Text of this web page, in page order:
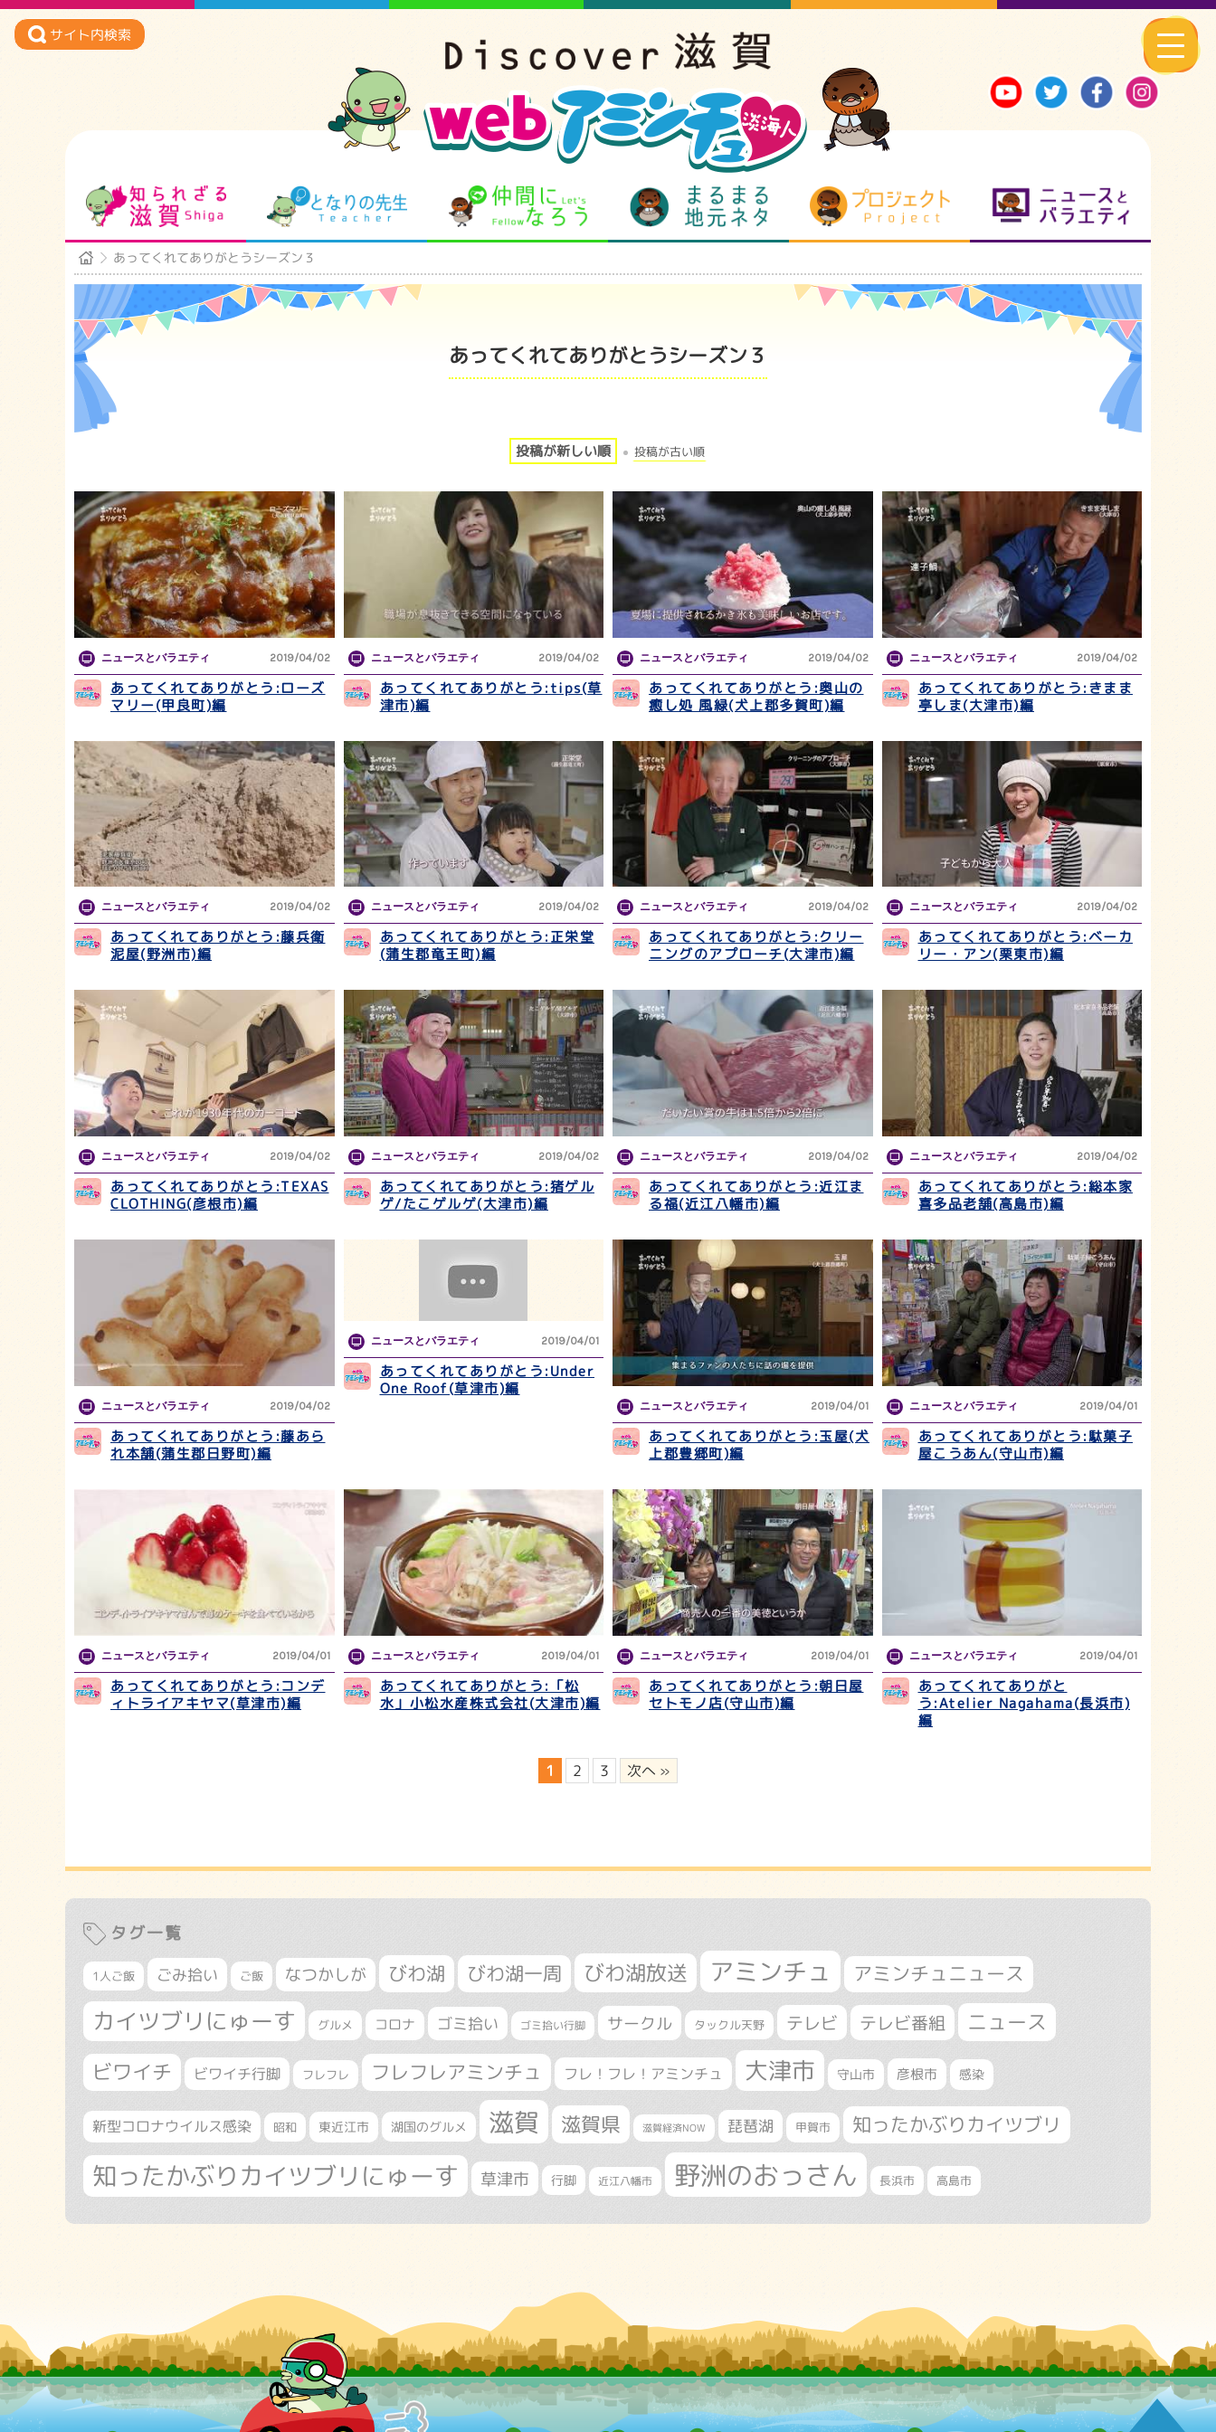
サイト内検索
知られざる滋賀 となりの先生 仲間になろう まるまる地元ネタ プロジェクト
あってくれてありがとうシーズン３
あってくれてありがとうシーズン３
投稿が新しい順 投稿が古い順
ニュースとバラエティ 2019/04/02
あってくれてありがとう:ローズ
マリー(甲良町)編
ニュースとバラエティ 2019/04/02
あってくれてありがとう:tips(草
津市)編
ニュースとバラエティ 2019/04/02
あってくれてありがとう:奥山の
癒し処 風緑(犬上郡多賀町)編
ニュースとバラエティ 2019/04/02
あってくれてありがとう:きまま
亭しま(大津市)編
ニュースとバラエティ 2019/04/02
あってくれてありがとう:藤兵衛
泥屋(野洲市)編
ニュースとバラエティ 2019/04/02
あってくれてありがとう:正栄堂
(蒲生郡竜王町)編
ニュースとバラエティ 2019/04/02
あってくれてありがとう:クリー
ニングのアプローチ(大津市)編
ニュースとバラエティ 2019/04/02
あってくれてありがとう:ベーカ
リー・アン(栗東市)編
ニュースとバラエティ 2019/04/02
あってくれてありがとう:TEXAS
CLOTHING(彦根市)編
ニュースとバラエティ 2019/04/02
あってくれてありがとう:猪ゲル
ゲ/たこゲルゲ(大津市)編
ニュースとバラエティ 2019/04/02
あってくれてありがとう:近江ま
る福(近江八幡市)編
ニュースとバラエティ 2019/04/02
あってくれてありがとう:総本家
喜多品老舗(高島市)編
ニュースとバラエティ 2019/04/02
あってくれてありがとう:藤あら
れ本舗(蒲生郡日野町)編
ニュースとバラエティ 2019/04/01
あってくれてありがとう:Under
One Roof(草津市)編
ニュースとバラエティ 2019/04/01
あってくれてありがとう:玉屋(犬
上郡豊郷町)編
ニュースとバラエティ 2019/04/01
あってくれてありがとう:駄菓子
屋こうあん(守山市)編
ニュースとバラエティ 2019/04/01
あってくれてありがとう:コンデ
ィトライアキヤマ(草津市)編
ニュースとバラエティ 2019/04/01
あってくれてありがとう:「松
水」小松水産株式会社(大津市)編
ニュースとバラエティ 2019/04/01
あってくれてありがとう:朝日屋
セトモノ店(守山市)編
ニュースとバラエティ 2019/04/01
あってくれてありがと
う:Atelier Nagahama(長浜市)
編
1 2 3 次へ »
タグ一覧
1人ご飯 ごみ拾い ご飯 なつかしが びわ湖 びわ湖一周 びわ湖放送 アミンチュ アミンチュニュース
カイツブリにゅーす グルメ コロナ ゴミ拾い ゴミ拾い行脚 サークル タックル天野 テレビ テレビ番組 ニュース
ビワイチ ビワイチ行脚 フレフレ フレフレアミンチュ フレ！フレ！アミンチュ 大津市 守山市 彦根市 感染
新型コロナウイルス感染 昭和 東近江市 湖国のグルメ 滋賀 滋賀県 滋賀経済NOW 琵琶湖 甲賀市 知ったかぶりカイツブリ
知ったかぶりカイツブリにゅーす 草津市 行脚 近江八幡市 野洲のおっさん 長浜市 高島市